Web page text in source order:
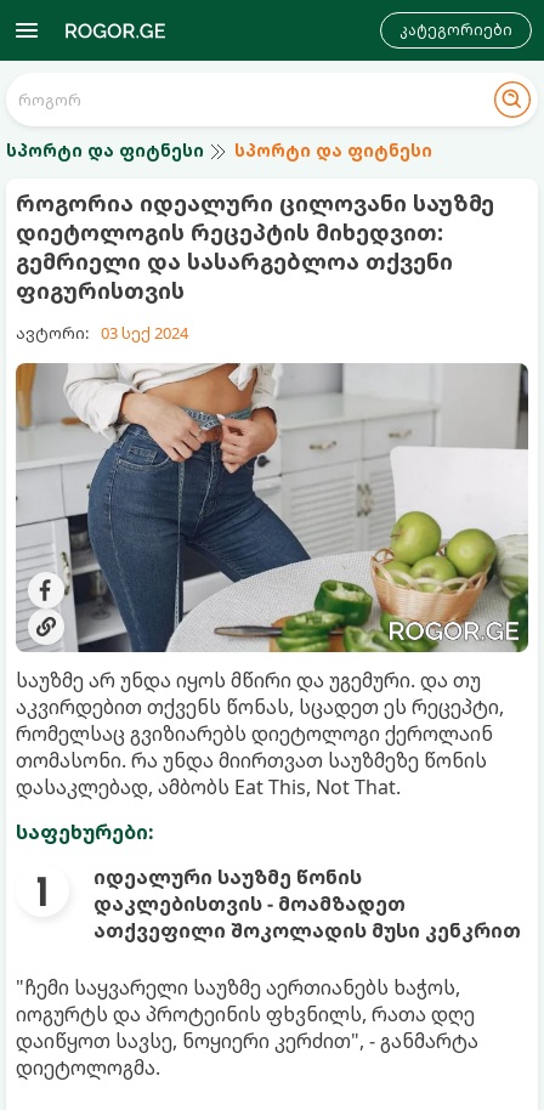
კატეგორიები
სპორტი და ფიტნესი სპორტი და ფიტნესი
როგორია იდეალური ცილოვანი საუზმე
დიეტოლოგის რეცეპტის მიხედვით:
გემრიელი და სასარგებლოა თქვენი
ფიგურისთვის
ავტორი: 03 სექ 2024
საუზმე არ უნდა იყოს მწირი და უგემური. და თუ
აკვირდებით თქვენს წონას, სცადეთ ეს რეცეპტი,
რომელსაც გვიზიარებს დიეტოლოგი ქეროლაინ
თომასონი. რა უნდა მიირთვათ საუზმეზე წონის
დასაკლებად, ამბობს Eat This, Not That.
საფეხურები:
იდეალური საუზმე წონის
დაკლებისთვის - მოამზადეთ
ათქვეფილი შოკოლადის მუსი კენკრით
"ჩემი საყვარელი საუზმე აერთიანებს ხაჭოს,
იოგურტს და პროტეინის ფხვნილს, რათა დღე
დაიწყოთ სავსე, ნოყიერი კერძით", - განმარტა
დიეტოლოგმა.